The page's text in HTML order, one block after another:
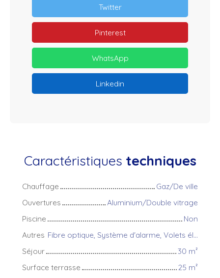
Twitter
Pinterest
WhatsApp
Linkedin
Caractéristiques techniques
Chauffage
Gaz/De ville
Ouvertures
Aluminium/Double vitrage
Piscine
Non
Autres
Fibre optique, Système d'alarme, Volets électriques
Séjour
30 m²
Surface terrasse
25 m²